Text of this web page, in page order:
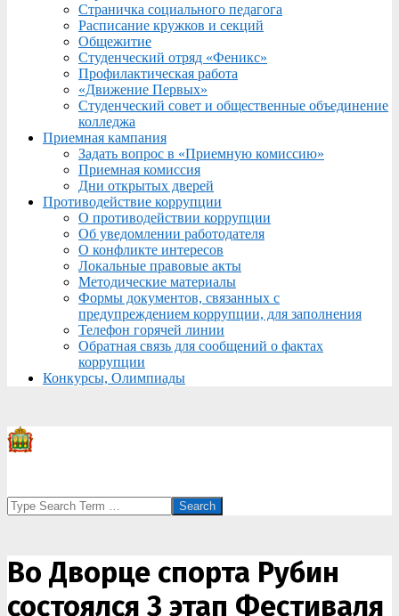
Страничка социального педагога
Расписание кружков и секций
Общежитие
Студенческий отряд «Феникс»
Профилактическая работа
«Движение Первых»
Студенческий совет и общественные объединение
колледжа
Приемная кампания
Задать вопрос в «Приемную комиссию»
Приемная комиссия
Дни открытых дверей
Противодействие коррупции
О противодействии коррупции
Об уведомлении работодателя
О конфликте интересов
Локальные правовые акты
Методические материалы
Формы документов, связанных с
предупреждением коррупции, для заполнения
Телефон горячей линии
Обратная связь для сообщений о фактах
коррупции
Конкурсы, Олимпиады
Search
Во Дворце спорта Рубин
состоялся 3 этап Фестиваля